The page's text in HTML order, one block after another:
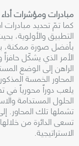
مبادرات ومؤشرات أداء
كما تمّ تحديد
التطبيق
بأفضل صورة ممكنة،
الأمر الذي يشكّل
الراهن إلى الوضع
المحاور الخمسة
يلعب دوراً محورياً في
الحلول المستدامة
تشملها تلك المحاور.
تسعى الدائرة من
الاستراتيجية.